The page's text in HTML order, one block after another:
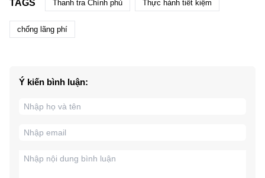
TAGS Thanh tra Chính phủ Thực hành tiết kiệm
chống lãng phí
Ý kiến bình luận: